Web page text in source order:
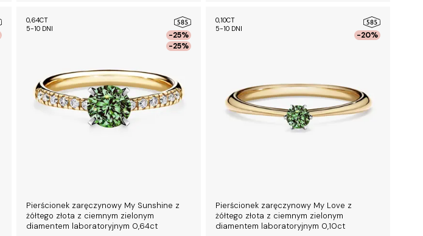
-25%
-25%
0,64CT
5-10 DNI
Pierścionek zaręczynowy My Sunshine z
żółtego złota z ciemnym zielonym
diamentem laboratoryjnym 0,64ct
-20%
0,10CT
5-10 DNI
Pierścionek zaręczynowy My Love z
żółtego złota z ciemnym zielonym
diamentem laboratoryjnym 0,10ct